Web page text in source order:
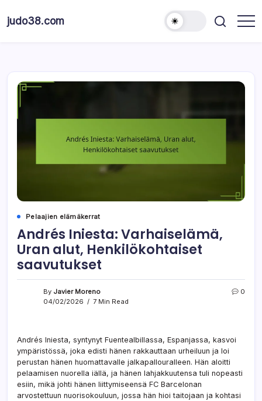
judo38.com
Pelaajien elämäkerrat
Andrés Iniesta: Varhaiselämä,
Uran alut, Henkilökohtaiset
saavutukset
By Javier Moreno
04/02/2026
7 Min Read
0
Andrés Iniesta, syntynyt Fuentealbillassa, Espanjassa, kasvoi
ympäristössä, joka edisti hänen rakkauttaan urheiluun ja loi
perustan hänen huomattavalle jalkapallouralleen. Hän aloitti
pelaamisen nuorella iällä, ja hänen lahjakkuutensa tuli nopeasti
esiin, mikä johti hänen liittymiseensä FC Barcelonan
arvostettuun nuorisokouluun, jossa hän hioi taitojaan ja kohtasi